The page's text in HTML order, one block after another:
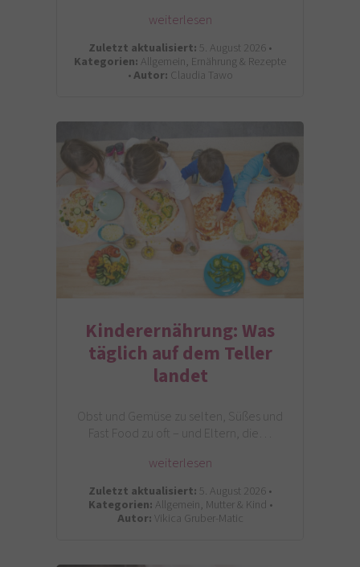
weiterlesen
Zuletzt aktualisiert: 5. August 2026 •
Kategorien: Allgemein, Ernährung & Rezepte
•Autor: Claudia Tawo
Kinderernährung: Was
täglich auf dem Teller
landet
Obst und Gemüse zu selten, Süßes und
Fast Food zu oft – und Eltern, die…
weiterlesen
Zuletzt aktualisiert: 5. August 2026 •
Kategorien: Allgemein, Mutter & Kind •
Autor:Vikica Gruber-Matic